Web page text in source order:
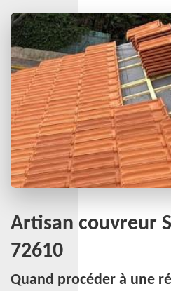
Artisan couvreur
72610
Quand procéder à une